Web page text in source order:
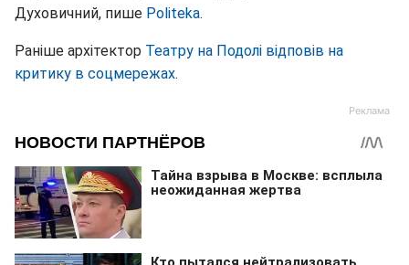
Духовичний, пише Politeka.
Раніше архітектор Театру на Подолі відповів на
критику в соцмережах.